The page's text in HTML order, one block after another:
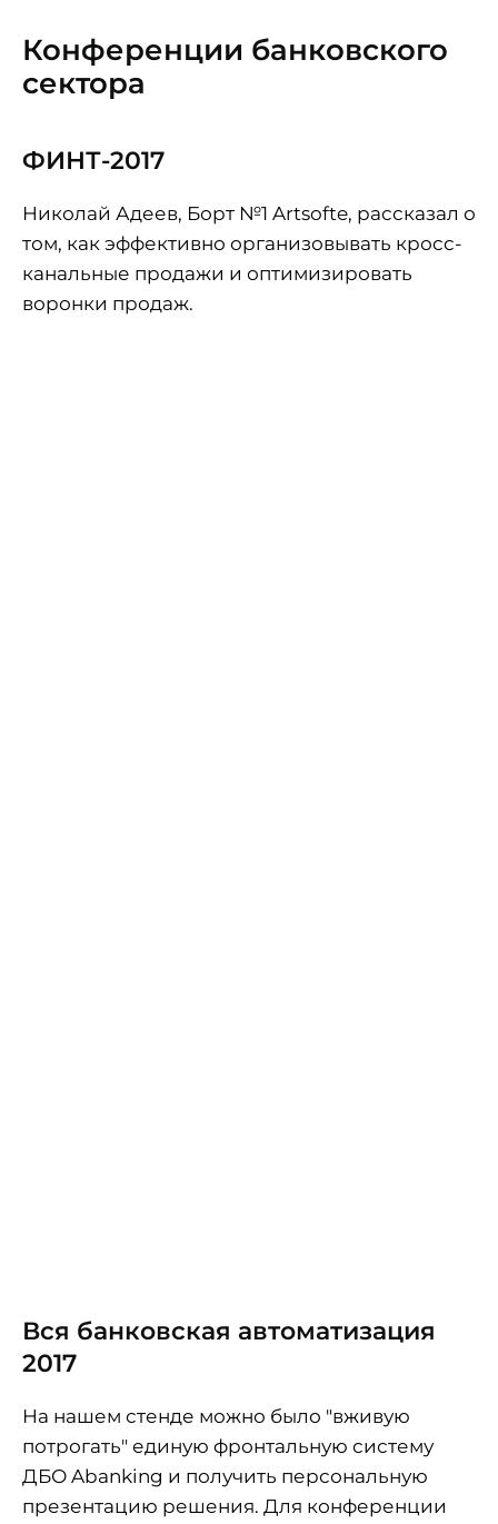
Конференции банковского
сектора
ФИНТ-2017
Николай Адеев, Борт №1 Artsofte, рассказал о
том, как эффективно организовывать кросс-
канальные продажи и оптимизировать
воронки продаж.
Вся банковская автоматизация
2017
На нашем стенде можно было "вживую
потрогать" единую фронтальную систему
ДБО Abanking и получить персональную
презентацию решения. Для конференции